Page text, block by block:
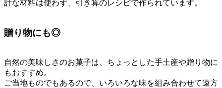
計な材料は使わず、引き算のレシピで作られています。
贈り物にも◎
自然の美味しさのお菓子は、ちょっとした手土産や贈り物に
もおすすめ。
ご当地ものでもあるので、いろいろな味を組み合わせて遠方